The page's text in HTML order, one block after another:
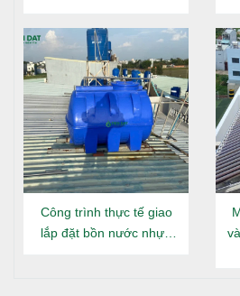
Đông Hưng Thuận
Công trình thực tế giao
lắp đặt bồn nước nhựa